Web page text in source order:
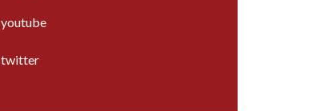
youtube
twitter